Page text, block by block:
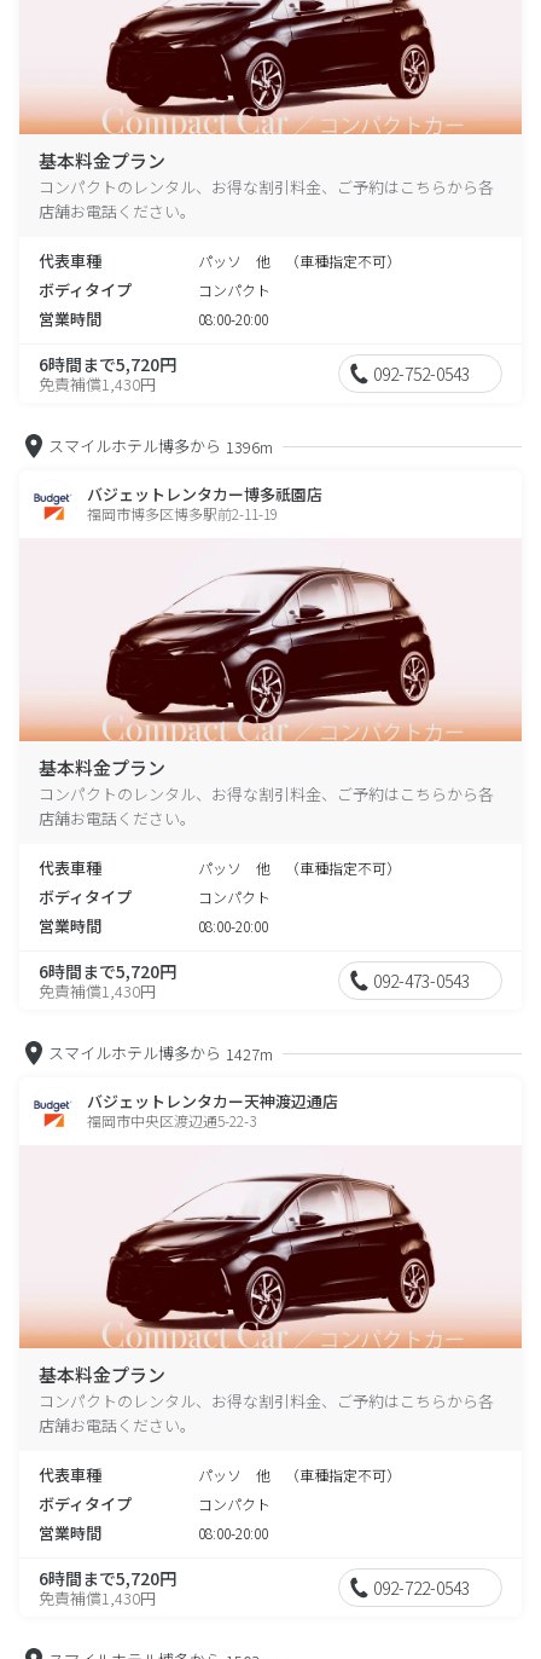
基本料金プラン
コンパクトのレンタル、お得な割引料金、ご予約はこちらから各
店舗お電話ください。
代表車種 パッソ 他 （車種指定不可）
ボディタイプ コンパクト
営業時間 08:00-20:00
6時間まで5,720円
免責補償1,430円 092-752-0543
スマイルホテル博多から 1396m
バジェットレンタカー博多祇園店
福岡市博多区博多駅前2-11-19
基本料金プラン
コンパクトのレンタル、お得な割引料金、ご予約はこちらから各
店舗お電話ください。
代表車種 パッソ 他 （車種指定不可）
ボディタイプ コンパクト
営業時間 08:00-20:00
6時間まで5,720円
免責補償1,430円 092-473-0543
スマイルホテル博多から 1427m
バジェットレンタカー天神渡辺通店
福岡市中央区渡辺通5-22-3
基本料金プラン
コンパクトのレンタル、お得な割引料金、ご予約はこちらから各
店舗お電話ください。
代表車種 パッソ 他 （車種指定不可）
ボディタイプ コンパクト
営業時間 08:00-20:00
6時間まで5,720円
免責補償1,430円 092-722-0543